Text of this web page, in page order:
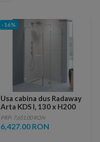
-16%
Usa cabina dus Radaway
Arta KDS I, 130 x H200
cm
PRP: 7,651.00 RON
6,427.00 RON